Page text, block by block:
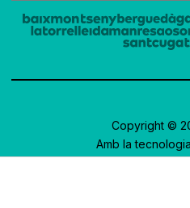
Copyright ©
Amb la